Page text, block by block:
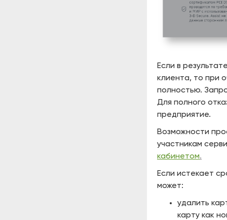
Если в
клиента, то при
полностью.
Для полного
предприятие.
Возможности
участникам
кабинетом.
Если истекает
может:
удалить
карту как